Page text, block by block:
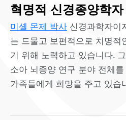
혁명적 신경종양학자
미셸 몬제 박사 신경과학자이
는 드물고 보편적으로 치명적
기 위해 노력하고 있습니다.
소아 뇌종양 연구 분야 전체
가족들에게 희망을 주고 있습